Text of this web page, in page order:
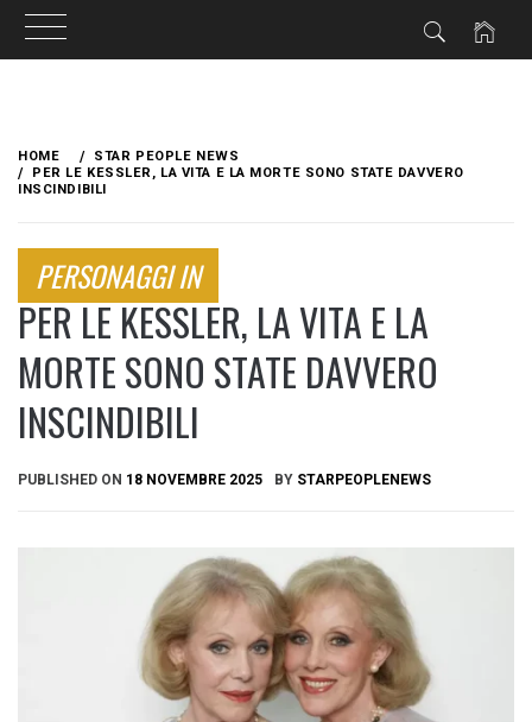
content
HOME
STAR PEOPLE NEWS
PER LE KESSLER, LA VITA E LA MORTE SONO STATE DAVVERO
INSCINDIBILI
PERSONAGGI IN
PER LE KESSLER, LA VITA E LA
MORTE SONO STATE DAVVERO
INSCINDIBILI
PUBLISHED ON 18 NOVEMBRE 2025 BY STARPEOPLENEWS